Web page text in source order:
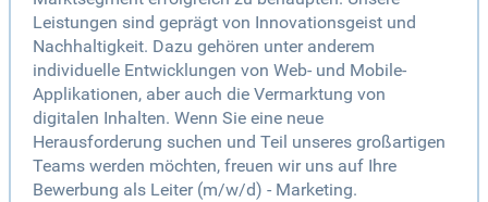
Leistungen sind geprägt von Innovationsgeist und
Nachhaltigkeit. Dazu gehören unter anderem
individuelle Entwicklungen von Web- und Mobile-
Applikationen, aber auch die Vermarktung von
digitalen Inhalten. Wenn Sie eine neue
Herausforderung suchen und Teil unseres großartigen
Teams werden möchten, freuen wir uns auf Ihre
Bewerbung als Leiter (m/w/d) - Marketing.